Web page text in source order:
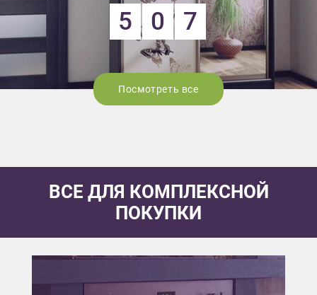
5 0 7
Посмотреть все
ВСЕ ДЛЯ КОМПЛЕКСНОЙ
ПОКУПКИ